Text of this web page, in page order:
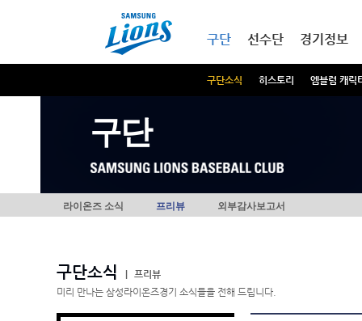
구단
구단소식 히스토리 엠블럼 캐릭
선수단 경기정보
구단
라이온즈 소식 프리뷰 외부감사보고서
구단소식
프리뷰
미리 만나는 삼성라이온즈경기 소식들을 전해 드립니다.